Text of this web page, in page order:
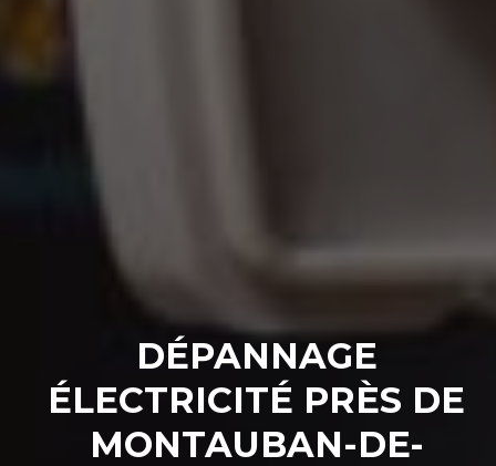
DÉPANNAGE
ÉLECTRICITÉ PRÈS DE
MONTAUBAN-DE-